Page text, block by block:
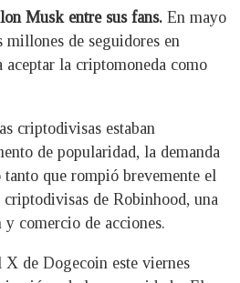
Musk entre sus fans. En mayo
millones de seguidores en
la criptomoneda como
criptodivisas estaban
de popularidad, la demanda
que rompió brevemente el
de Robinhood, una
comercio de acciones.
de Dogecoin este viernes